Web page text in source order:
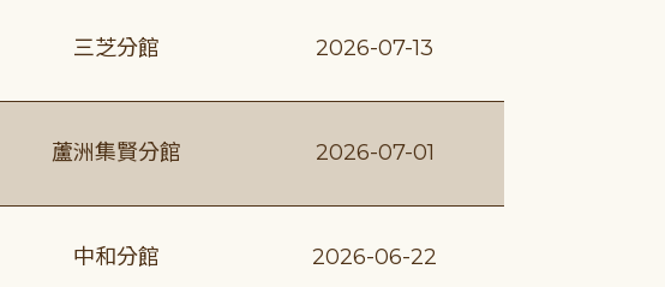
三芝分館 2026-07-13
蘆洲集賢分館 2026-07-01
中和分館 2026-06-22